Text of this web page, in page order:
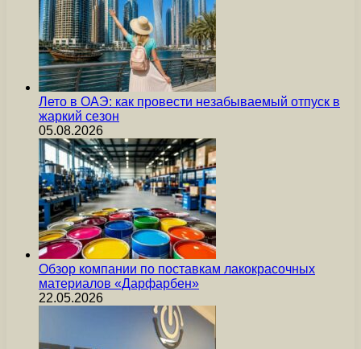
Лето в ОАЭ: как провести незабываемый отпуск в
жаркий сезон
05.08.2026
Обзор компании по поставкам лакокрасочных
материалов «Дарфарбен»
22.05.2026